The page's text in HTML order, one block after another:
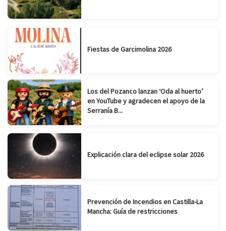
Fiestas de Garcimolina 2026
Los del Pozanco lanzan ‘Oda al huerto’
en YouTube y agradecen el apoyo de la
Serranía B...
Explicación clara del eclipse solar 2026
Prevención de Incendios en Castilla-La
Mancha: Guía de restricciones